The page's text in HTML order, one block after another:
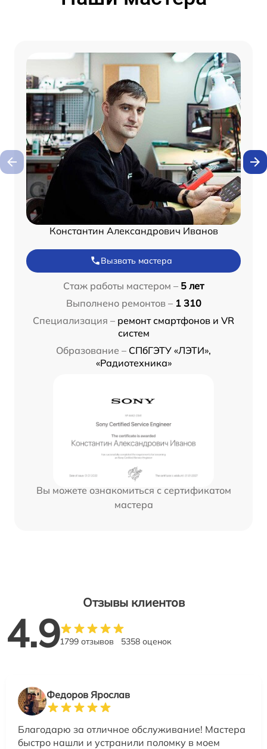
Константин Александрович Иванов
Вызвать мастера
Стаж работы мастером – 5 лет
Выполнено ремонтов – 1 310
Специализация – ремонт смартфонов и VR
систем
Образование – СПбГЭТУ «ЛЭТИ»,
«Радиотехника»
Вы можете ознакомиться с сертификатом
мастера
Отзывы клиентов
4.91799 отзывов 5358 оценок
Федоров Ярослав
Благодарю за отличное обслуживание! Мастера
быстро нашли и устранили поломку в моем